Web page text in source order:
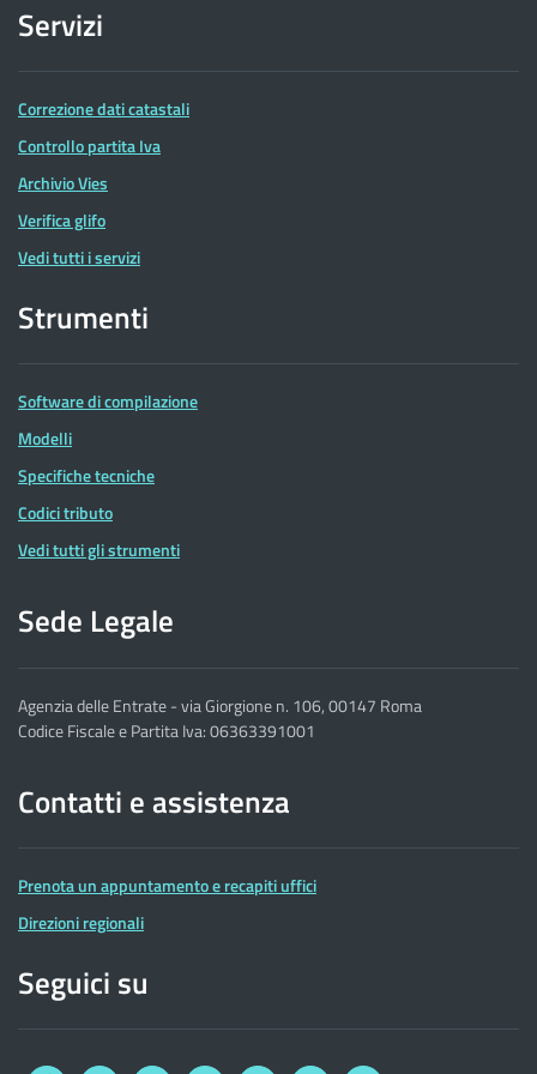
Servizi
Correzione dati catastali
Controllo partita Iva
Archivio Vies
Verifica glifo
Vedi tutti i servizi
Strumenti
Software di compilazione
Modelli
Specifiche tecniche
Codici tributo
Vedi tutti gli strumenti
Sede Legale
Agenzia delle Entrate - via Giorgione n. 106, 00147 Roma
Codice Fiscale e Partita Iva: 06363391001
Contatti e assistenza
Prenota un appuntamento e recapiti uffici
Direzioni regionali
Seguici su